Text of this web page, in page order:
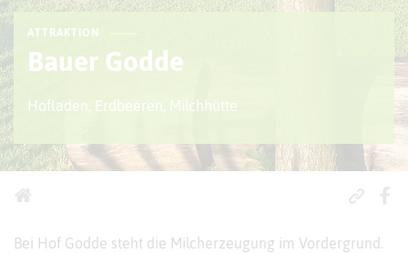
ATTRAKTION
Bauer Godde
Hofladen, Erdbeeren, Milchhütte
Bei Hof Godde steht die Milcherzeugung im Vordergrund.